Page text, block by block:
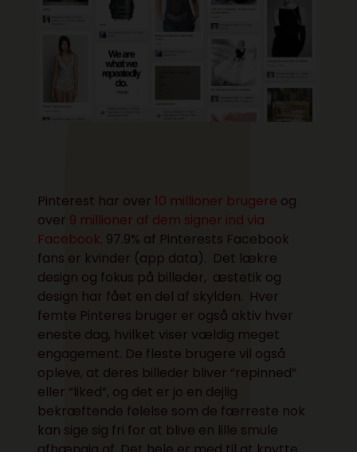
Pinterest har over 10 millioner brugere og
over 9 millioner af dem signer ind via
Facebook. 97.9% af Pinterests Facebook
fans er kvinder (app data). Det lækre
design og fokus på billeder, æstetik og
design har fået en del af skylden. Hver
femte Pinteres bruger er også aktiv hver
eneste dag, hvilket viser vældig meget
engagement. De fleste brugere vil også
opleve, at deres billeder bliver “repinned”
eller “liked”, og det er jo en dejlig
bekræftende følelse som de færreste nok
kan sige sig fri for at blive en lille smule